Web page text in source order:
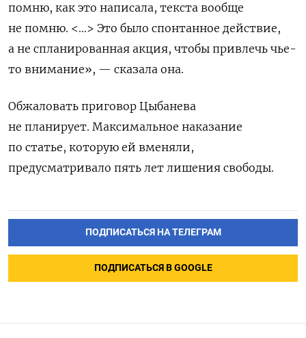
помню, как это написала, текста вообще
не помню. <…> Это было спонтанное действие,
а не спланированная акция, чтобы привлечь чье-
то внимание», — сказала она.
Обжаловать приговор Цыбанева
не планирует. Максимальное наказание
по статье, которую ей вменяли,
предусматривало пять лет лишения свободы.
ПОДПИСАТЬСЯ НА ТЕЛЕГРАМ
ПОДПИСАТЬСЯ В GOOGLE